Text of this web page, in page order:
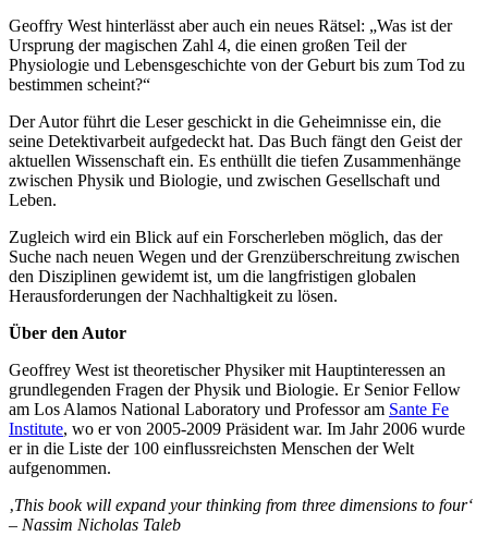
Geoffry West hinterlässt aber auch ein neues Rätsel: „Was ist der
Ursprung der magischen Zahl 4, die einen großen Teil der
Physiologie und Lebensgeschichte von der Geburt bis zum Tod zu
bestimmen scheint?“
Der Autor führt die Leser geschickt in die Geheimnisse ein, die
seine Detektivarbeit aufgedeckt hat. Das Buch fängt den Geist der
aktuellen Wissenschaft ein. Es enthüllt die tiefen Zusammenhänge
zwischen Physik und Biologie, und zwischen Gesellschaft und
Leben.
Zugleich wird ein Blick auf ein Forscherleben möglich, das der
Suche nach neuen Wegen und der Grenzüberschreitung zwischen
den Disziplinen gewidemt ist, um die langfristigen globalen
Herausforderungen der Nachhaltigkeit zu lösen.
Über den Autor
Geoffrey West ist theoretischer Physiker mit Hauptinteressen an
grundlegenden Fragen der Physik und Biologie. Er Senior Fellow
am Los Alamos National Laboratory und Professor am Sante Fe
Institute, wo er von 2005-2009 Präsident war. Im Jahr 2006 wurde
er in die Liste der 100 einflussreichsten Menschen der Welt
aufgenommen.
‚This book will expand your thinking from three dimensions to four‘
– Nassim Nicholas Taleb